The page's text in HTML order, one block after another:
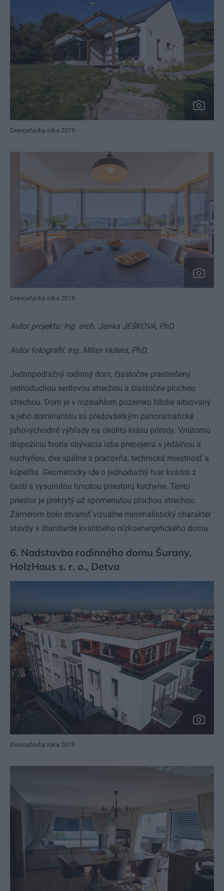
Drevostavba roka 2019
Drevostavba roka 2019
Autor projektu: Ing. arch. Janka JEŠKOVÁ, PhD.
Autor fotografií: Ing. Milan Hutera, PhD.
Jednopodlažný rodinný dom, čiastočne prestrešený
jednoduchou sedlovou strechou a čiastočne plochou
strechou. Dom je v rozsiahlom pozemku hlbšie situovaný
a jeho dominantou sú predovšetkým panoramatické
juhovýchodné výhľady na okolitú krásu prírody. Vnútornú
dispozíciu tvoria obývacia izba prepojená s jedálňou a
kuchyňou, dve spálne a pracovňa, technická miestnosť a
kúpeľňa. Geometricky ide o jednoduchý tvar kvádra z
časti s vysunutou hmotou priestoru kuchyne. Tento
priestor je prekrytý už spomenutou plochou strechou.
Zámerom bolo stvárniť vizuálne minimalistický charakter
stavby v štandarde kvalitného nízkoenergetického domu.
6. Nadstavba rodinného domu Šurany,
HolzHaus s. r. o., Detva
Drevostavba roka 2019